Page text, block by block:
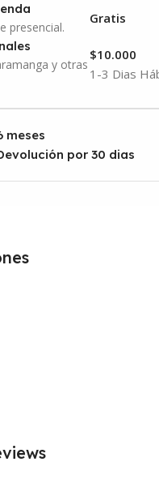
presencial.
Gratis
y otras
1-3 Dias
$10.000
meses
por 30 dias